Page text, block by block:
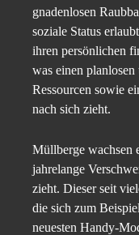
gnadenlosen
soziale Status
ihren persönlichen
was einen
Ressourcen sowie
nach sich zieht.
Müllberge wachsen
jahrelange
zieht. Dieser seit
die sich zum
neuesten Handy-